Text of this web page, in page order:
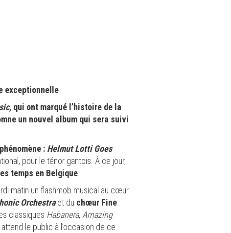
exceptionnelle
qui ont marqué l’histoire de la
un nouvel album qui sera suivi
: Helmut Lotti Goes
pour le ténor gantois. À ce jour,
temps en Belgique
matin un flashmob musical au cœur
Orchestraet du chœur Fine
classiques Habanera, Amazing
le public à l’occasion de ce